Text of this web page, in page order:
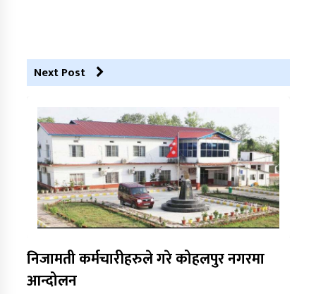
Next Post
निजामती कर्मचारीहरुले गरे कोहलपुर नगरमा
आन्दोलन